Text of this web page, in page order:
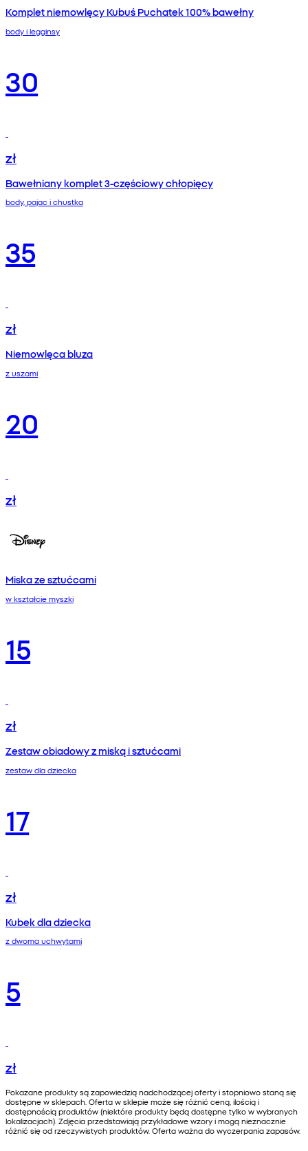
Komplet niemowlęcy Kubuś Puchatek 100% bawełny
body i legginsy
30
zł
Bawełniany komplet 3‑częściowy chłopięcy
body, pajac i chustka
35
zł
Niemowlęca bluza
z uszami
20
zł
Miska ze sztućcami
w kształcie myszki
15
zł
Zestaw obiadowy z miską i sztućcami
zestaw dla dziecka
17
zł
Kubek dla dziecka
z dwoma uchwytami
5
zł
Pokazane produkty są zapowiedzią nadchodzącej oferty i stopniowo staną się
dostępne w sklepach. Oferta w sklepie może się różnić ceną, ilością i
dostępnością produktów (niektóre produkty będą dostępne tylko w wybranych
lokalizacjach). Zdjęcia przedstawiają przykładowe wzory i mogą nieznacznie
różnić się od rzeczywistych produktów. Oferta ważna do wyczerpania zapasów.